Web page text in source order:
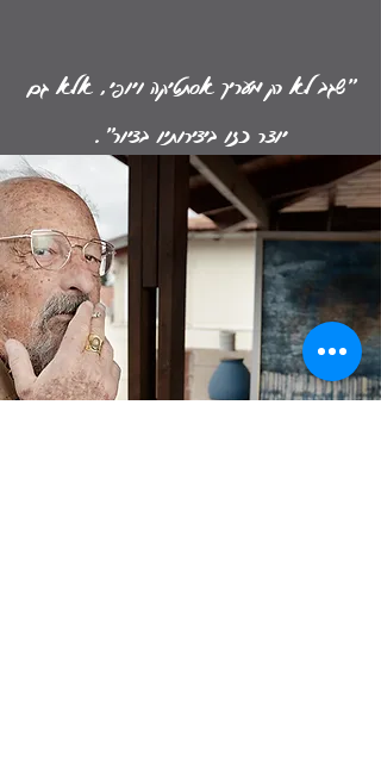
"שגב לא רק מעריך אסתטיקה ויופי, אלא גם
יוצר כזו ביצירותיו בציור".
שלמה שגב